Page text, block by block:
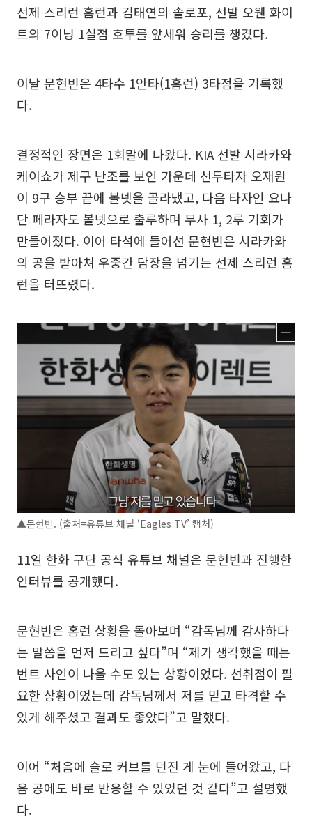
선제 스리런 홈런과 김태연의 솔로포, 선발 오웬 화이
트의 7이닝 1실점 호투를 앞세워 승리를 챙겼다.
이날 문현빈은 4타수 1안타(1홈런) 3타점을 기록했
다.
결정적인 장면은 1회말에 나왔다. KIA 선발 시라카와
케이쇼가 제구 난조를 보인 가운데 선두타자 오재원
이 9구 승부 끝에 볼넷을 골라냈고, 다음 타자인 요나
단 페라자도 볼넷으로 출루하며 무사 1, 2루 기회가
만들어졌다. 이어 타석에 들어선 문현빈은 시라카와
의 공을 받아쳐 우중간 담장을 넘기는 선제 스리런 홈
런을 터뜨렸다.
▲문현빈. (출처=유튜브 채널 ‘Eagles TV’ 캡처)
11일 한화 구단 공식 유튜브 채널은 문현빈과 진행한
인터뷰를 공개했다.
문현빈은 홈런 상황을 돌아보며 “감독님께 감사하다
는 말씀을 먼저 드리고 싶다”며 “제가 생각했을 때는
번트 사인이 나올 수도 있는 상황이었다. 선취점이 필
요한 상황이었는데 감독님께서 저를 믿고 타격할 수
있게 해주셨고 결과도 좋았다”고 말했다.
이어 “처음에 슬로 커브를 던진 게 눈에 들어왔고, 다
음 공에도 바로 반응할 수 있었던 것 같다”고 설명했
다.